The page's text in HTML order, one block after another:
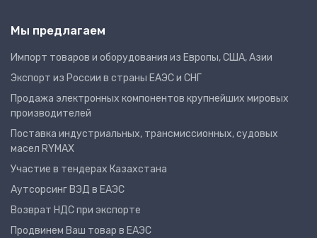
Мы предлагаем
Импорт товаров и оборудования из Европы, США, Азии
Экспорт из России в страны ЕАЭС и СНГ
Продажа электронных компонентов крупнейших мировых
производителей
Поставка индустриальных, трансмиссионных, судовых
масел RYMAX
Участие в тендерах Казахстана
Аутсорсинг ВЭД в ЕАЭС
Возврат НДС при экспорте
Продвинем Ваш товар в ЕАЭС